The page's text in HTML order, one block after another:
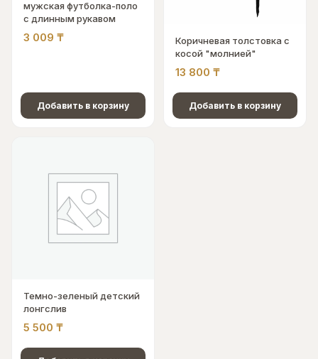
мужская футболка-поло
с длинным рукавом
3 009 ₸
Добавить в корзину
Коричневая толстовка с
косой "молнией"
13 800 ₸
Добавить в корзину
Темно-зеленый детский
лонгслив
5 500 ₸